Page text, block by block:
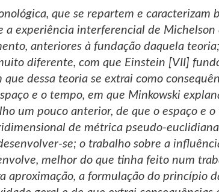
que se repartem e caracterizam
a experiência interferencial de Michelson
anteriores à fundação daquela
diferente, com que Einstein [VII]
dessa teoria se extrai como
e o tempo, em que Minkowski
um pouco anterior, de que o espaço e
de métrica pseudo-
se; o trabalho sobre a
melhor do que tinha feito num
aproximação, a formulação do princípio